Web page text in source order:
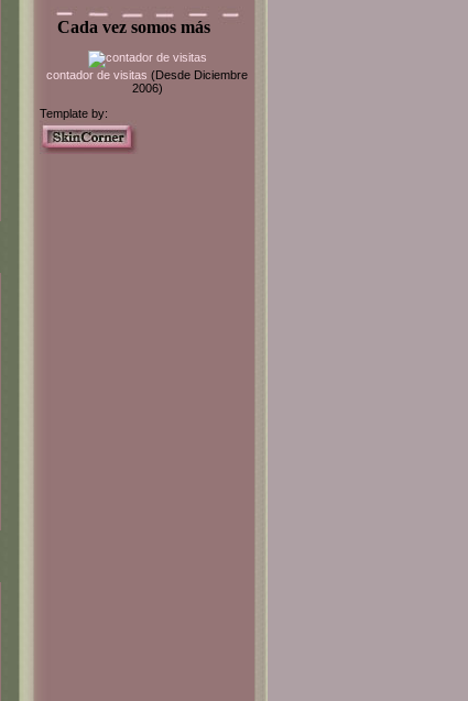
Cada vez somos más
contador de visitas (Desde Diciembre
2006)
Template by: